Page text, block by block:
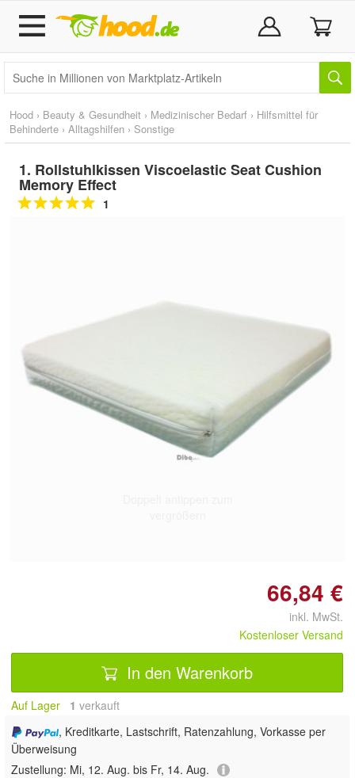
Hood › Beauty & Gesundheit › Medizinischer Bedarf › Hilfsmittel für
Behinderte › Alltagshilfen › Sonstige
1. Rollstuhlkissen Viscoelastic Seat Cushion
Memory Effect
1
66,84 €
inkl. MwSt.
Kostenloser Versand
In den Warenkorb
Auf Lager 1 verkauft
, Kreditkarte, Lastschrift, Ratenzahlung, Vorkasse per
Überweisung
Zustellung: Mi, 12. Aug. bis Fr, 14. Aug.